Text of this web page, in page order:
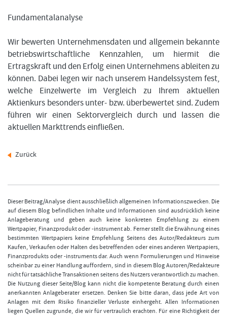
Fundamentalanalyse
Wir bewerten Unternehmensdaten und allgemein bekannte
betriebswirtschaftliche Kennzahlen, um hiermit die
Ertragskraft und den Erfolg einen Unternehmens ableiten zu
können. Dabei legen wir nach unserem Handelssystem fest,
welche Einzelwerte im Vergleich zu Ihrem aktuellen
Aktienkurs besonders unter- bzw. überbewertet sind. Zudem
führen wir einen Sektorvergleich durch und lassen die
aktuellen Markttrends einfließen.
Zurück
Dieser Beitrag/Analyse dient ausschließlich allgemeinen Informationszwecken. Die
auf diesem Blog befindlichen Inhalte und Informationen sind ausdrücklich keine
Anlageberatung und geben auch keine konkreten Empfehlung zu einem
Wertpapier, Finanzprodukt oder -instrument ab. Ferner stellt die Erwähnung eines
bestimmten Wertpapiers keine Empfehlung Seitens des Autor/Redakteurs zum
Kaufen, Verkaufen oder Halten des betreffenden oder eines anderen Wertpapiers,
Finanzprodukts oder -instruments dar. Auch wenn Formulierungen und Hinweise
scheinbar zu einer Handlung auffordern, sind in diesem Blog Autoren/Redakteure
nicht für tatsächliche Transaktionen seitens des Nutzers verantwortlich zu machen.
Die Nutzung dieser Seite/Blog kann nicht die kompetente Beratung durch einen
anerkannten Anlageberater ersetzen. Denken Sie bitte daran, dass jede Art von
Anlagen mit dem Risiko finanzieller Verluste einhergeht. Allen Informationen
liegen Quellen zugrunde, die wir für vertraulich erachten. Für eine Richtigkeit der